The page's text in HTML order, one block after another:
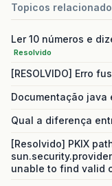
Topicos
Ler 10 números e
Resolvido
[RESOLVIDO] Erro
Documentação java
Qual a diferença
[Resolvido] PKIX
unable to find valid